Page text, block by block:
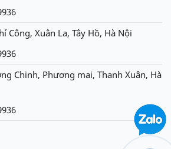
Công, Xuân La, Tây Hồ, Hà Nội
Chinh, Phương mai, Thanh Xuân, Hà